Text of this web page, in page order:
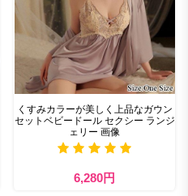
くすみカラーが美しく上品なガウン
セットベビードール セクシー ランジ
ェリー 画像
6,280円